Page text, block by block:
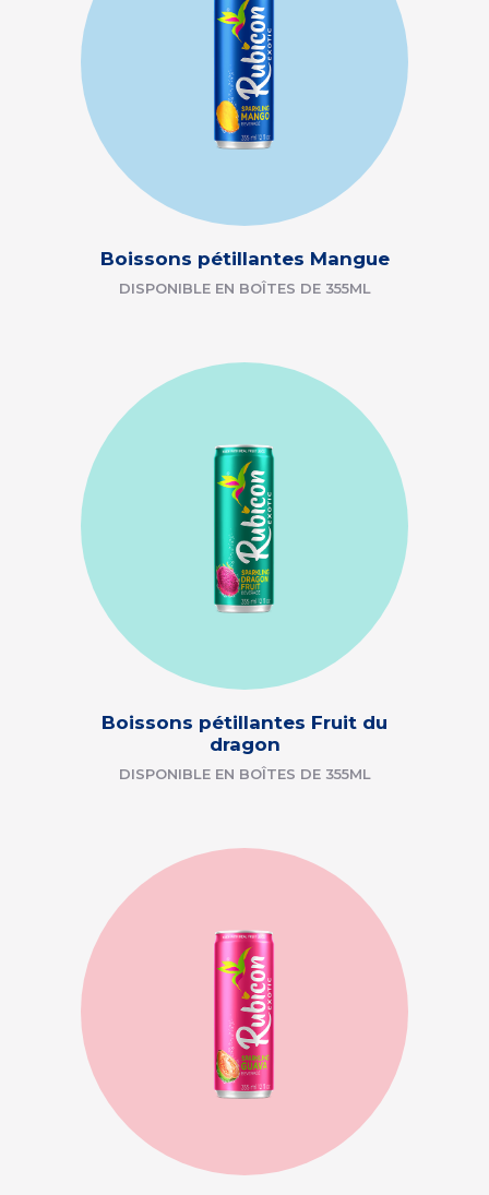
Boissons pétillantes Mangue
DISPONIBLE EN BOÎTES DE 355ML
Boissons pétillantes Fruit du
dragon
DISPONIBLE EN BOÎTES DE 355ML